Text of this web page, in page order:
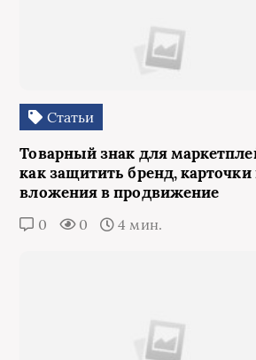
Статьи
Товарный знак для
как защитить бренд, карточки
вложения в продвижение
0 0 4 мин.